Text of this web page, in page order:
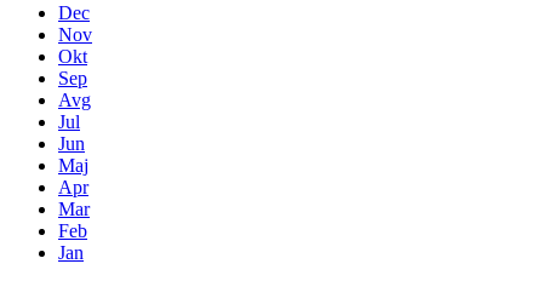
Dec
Nov
Okt
Sep
Avg
Jul
Jun
Maj
Apr
Mar
Feb
Jan